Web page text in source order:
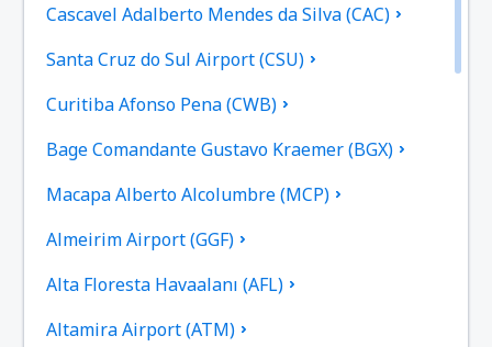
Cascavel Adalberto Mendes da Silva (CAC)
Santa Cruz do Sul Airport (CSU)
Curitiba Afonso Pena (CWB)
Bage Comandante Gustavo Kraemer (BGX)
Macapa Alberto Alcolumbre (MCP)
Almeirim Airport (GGF)
Alta Floresta Havaalanı (AFL)
Altamira Airport (ATM)